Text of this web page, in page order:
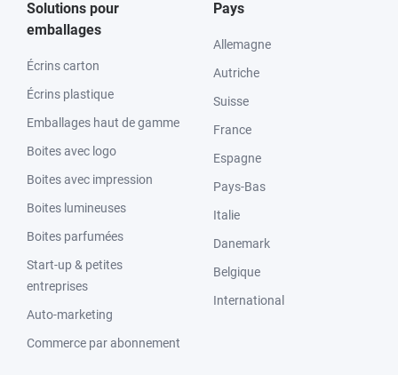
Solutions pour
emballages
Écrins carton
Écrins plastique
Emballages haut de gamme
Boites avec logo
Boites avec impression
Boites lumineuses
Boites parfumées
Start-up & petites
entreprises
Auto-marketing
Commerce par abonnement
Pays
Allemagne
Autriche
Suisse
France
Espagne
Pays-Bas
Italie
Danemark
Belgique
International